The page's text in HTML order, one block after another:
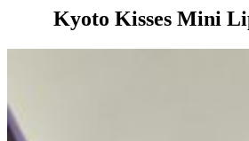
Kyoto Kisses Mini